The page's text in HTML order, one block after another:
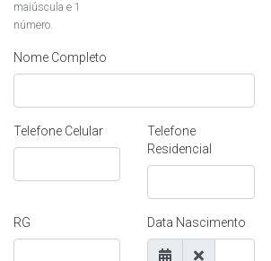
maiúscula e 1
número.
Nome Completo
Telefone Celular
Telefone
Residencial
RG Data Nascimento